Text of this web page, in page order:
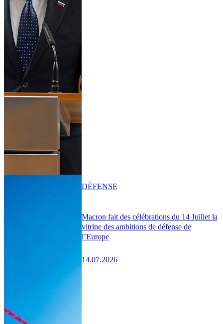
Macron fait des célébrations du 14 Juillet la
vitrine des ambitions de défense de
l’Europe
14.07.2026
DÉFENSE